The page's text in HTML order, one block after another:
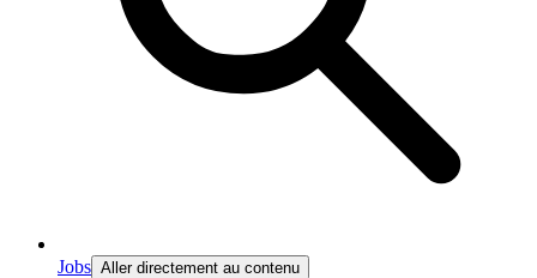
Jobs Aller directement au contenu